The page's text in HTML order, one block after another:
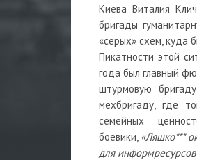
Киева Виталия
бригады
«серых» схем, куда
Пикатности этой
года был главный
штурмовую
мехбригаду, где
семейных
боевики, «Ляшко***
для информресурсов